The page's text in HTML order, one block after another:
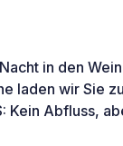
in den
laden wir Sie
Kein Abfluss,